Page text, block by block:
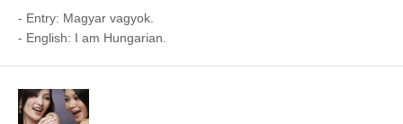
- Entry: Magyar vagyok.
- English: I am Hungarian.